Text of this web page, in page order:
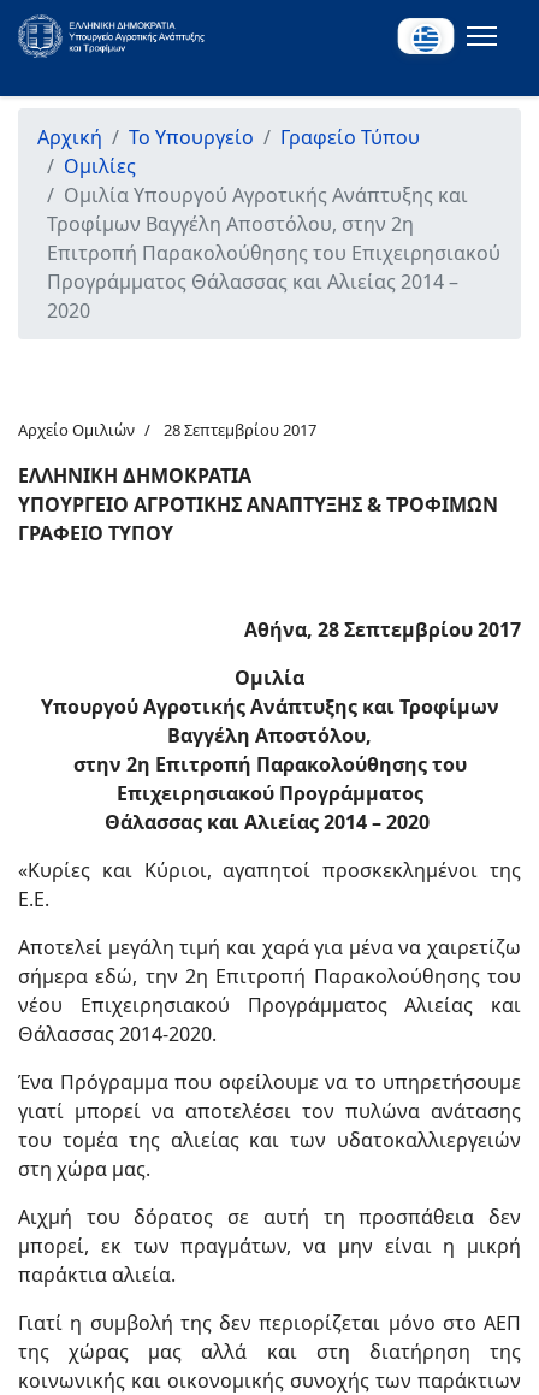
Αρχική Το Υπουργείο
Γραφείο Τύπου
Ομιλίες
Ομιλία Υπουργού Αγροτικής Ανάπτυξης και
Τροφίμων Βαγγέλη Αποστόλου, στην 2η
Επιτροπή Παρακολούθησης του Επιχειρησιακού
Προγράμματος Θάλασσας και Αλιείας 2014 –
2020
Αρχείο Ομιλιών 28 Σεπτεμβρίου 2017
ΕΛΛΗΝΙΚΗ ΔΗΜΟΚΡΑΤΙΑ
ΥΠΟΥΡΓΕΙΟ ΑΓΡΟΤΙΚΗΣ ΑΝΑΠΤΥΞΗΣ & ΤΡΟΦΙΜΩΝ
ΓΡΑΦΕΙΟ ΤΥΠΟΥ
Αθήνα, 28 Σεπτεμβρίου 2017
Ομιλία
Υπουργού Αγροτικής Ανάπτυξης και Τροφίμων
Βαγγέλη Αποστόλου,
στην 2η Επιτροπή Παρακολούθησης του
Επιχειρησιακού Προγράμματος
Θάλασσας και Αλιείας 2014 – 2020
«Κυρίες και Κύριοι, αγαπητοί προσκεκλημένοι της
Ε.Ε.
Αποτελεί μεγάλη τιμή και χαρά για μένα να χαιρετίζω
σήμερα εδώ, την 2η Επιτροπή Παρακολούθησης του
νέου Επιχειρησιακού Προγράμματος Αλιείας και
Θάλασσας 2014-2020.
Ένα Πρόγραμμα που οφείλουμε να το υπηρετήσουμε
γιατί μπορεί να αποτελέσει τον πυλώνα ανάτασης
του τομέα της αλιείας και των υδατοκαλλιεργειών
στη χώρα μας.
Αιχμή του δόρατος σε αυτή τη προσπάθεια δεν
μπορεί, εκ των πραγμάτων, να μην είναι η μικρή
παράκτια αλιεία.
Γιατί η συμβολή της δεν περιορίζεται μόνο στο ΑΕΠ
της χώρας μας αλλά και στη διατήρηση της
κοινωνικής και οικονομικής συνοχής των παράκτιων